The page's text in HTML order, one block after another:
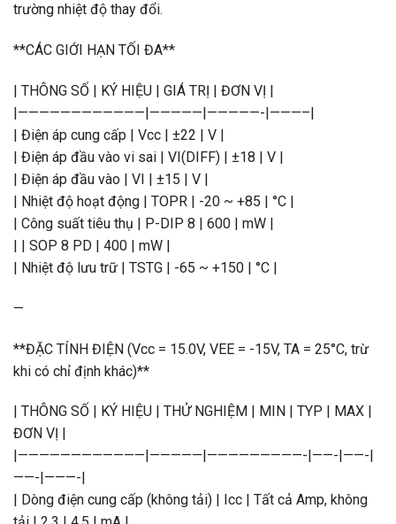
trường nhiệt độ thay đổi.
**CÁC GIỚI HẠN TỐI ĐA**
| THÔNG SỐ | KÝ HIỆU | GIÁ TRỊ | ĐƠN VỊ |
|————————————|—————|—————-|———–|
| Điện áp cung cấp | Vcc | ±22 | V |
| Điện áp đầu vào vi sai | VI(DIFF) | ±18 | V |
| Điện áp đầu vào | VI | ±15 | V |
| Nhiệt độ hoạt động | TOPR | -20 ~ +85 | °C |
| Công suất tiêu thụ | P-DIP 8 | 600 | mW |
| | SOP 8 PD | 400 | mW |
| Nhiệt độ lưu trữ | TSTG | -65 ~ +150 | °C |
—
**ĐẶC TÍNH ĐIỆN (Vcc = 15.0V, VEE = -15V, TA = 25°C, trừ
khi có chỉ định khác)**
| THÔNG SỐ | KÝ HIỆU | THỬ NGHIỆM | MIN | TYP | MAX |
ĐƠN VỊ |
|————————————|—————|—————————-|——-|——-|
——-|———-|
| Dòng điện cung cấp (không tải) | Icc | Tất cả Amp, không